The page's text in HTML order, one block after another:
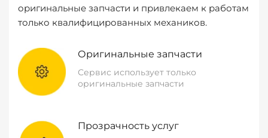
оригинальные запчасти и привлекаем к работам
только квалифицированных механиков.
Оригинальные запчасти
Сервис использует только
оригинальные запчасти
Прозрачность услуг